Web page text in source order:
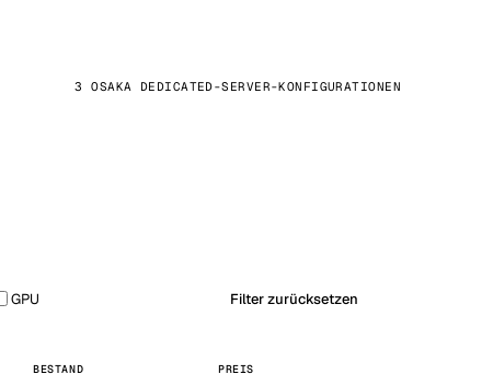
3 OSAKA DEDICATED-SERVER-KONFIGURATIONEN
GPU Filter zurücksetzen
BESTAND PREIS